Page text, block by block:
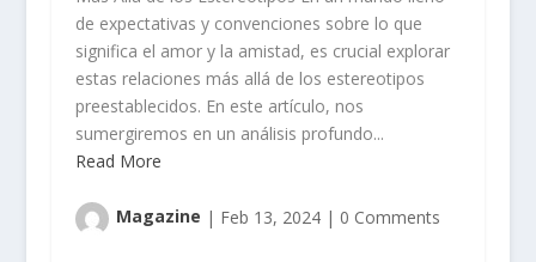
de expectativas y convenciones sobre lo que
significa el amor y la amistad, es crucial explorar
estas relaciones más allá de los estereotipos
preestablecidos. En este artículo, nos
sumergiremos en un análisis profundo...
Read More
Magazine | Feb 13, 2024| 0 Comments